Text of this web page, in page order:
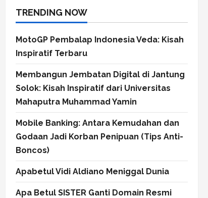
TRENDING NOW
MotoGP Pembalap Indonesia Veda: Kisah
Inspiratif Terbaru
Membangun Jembatan Digital di Jantung
Solok: Kisah Inspiratif dari Universitas
Mahaputra Muhammad Yamin
Mobile Banking: Antara Kemudahan dan
Godaan Jadi Korban Penipuan (Tips Anti-
Boncos)
Apabetul Vidi Aldiano Meniggal Dunia
Apa Betul SISTER Ganti Domain Resmi